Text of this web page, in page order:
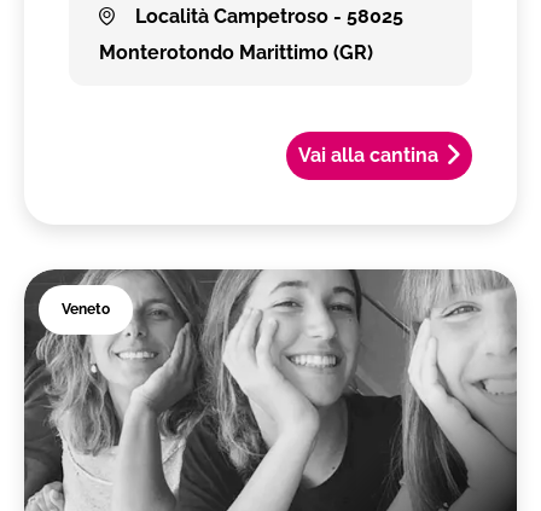
Località Campetroso - 58025
Monterotondo Marittimo (GR)
Vai alla cantina
Veneto